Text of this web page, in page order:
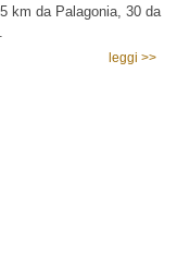
km da Palagonia, 30 da
leggi >>